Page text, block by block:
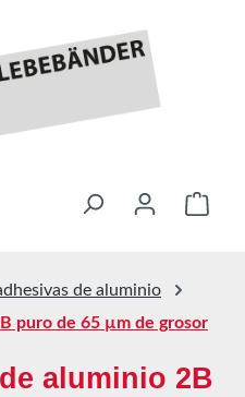
El
de aluminio
puro de 65 µm de grosor
aluminio 2B